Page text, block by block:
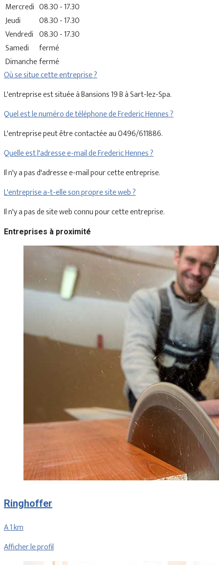
Mercredi 08.30 - 17.30
Jeudi
08.30 - 17.30
Vendredi 08.30 - 17.30
Samedi
fermé
Dimanchefermé
Où se situe cette entreprise ?
L'entreprise est située à Bansions 19 B à Sart-lez-Spa.
Quel est le numéro de téléphone de Frederic Hennes ?
L'entreprise peut être contactée au 0496/611886.
Quelle est l'adresse e-mail de Frederic Hennes ?
Il n'y a pas d'adresse e-mail pour cette entreprise.
L'entreprise a-t-elle son propre site web ?
Il n'y a pas de site web connu pour cette entreprise.
Entreprises à proximité
Ringhoffer
A 1 km
Afficher le profil